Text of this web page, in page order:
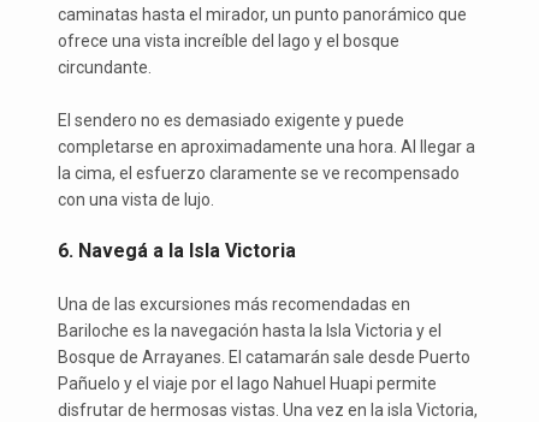
caminatas hasta el mirador, un punto panorámico que
ofrece una vista increíble del lago y el bosque
circundante.
El sendero no es demasiado exigente y puede
completarse en aproximadamente una hora. Al llegar a
la cima, el esfuerzo claramente se ve recompensado
con una vista de lujo.
6. Navegá a la Isla Victoria
Una de las excursiones más recomendadas en
Bariloche es la navegación hasta la Isla Victoria y el
Bosque de Arrayanes. El catamarán sale desde Puerto
Pañuelo y el viaje por el lago Nahuel Huapi permite
disfrutar de hermosas vistas. Una vez en la isla Victoria,